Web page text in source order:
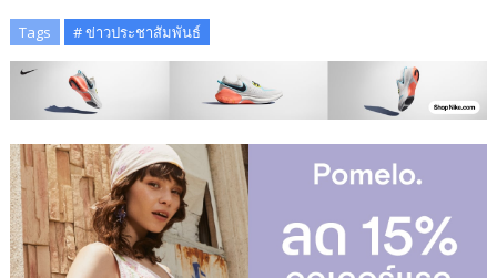
Tags # ข่าวประชาสัมพันธ์